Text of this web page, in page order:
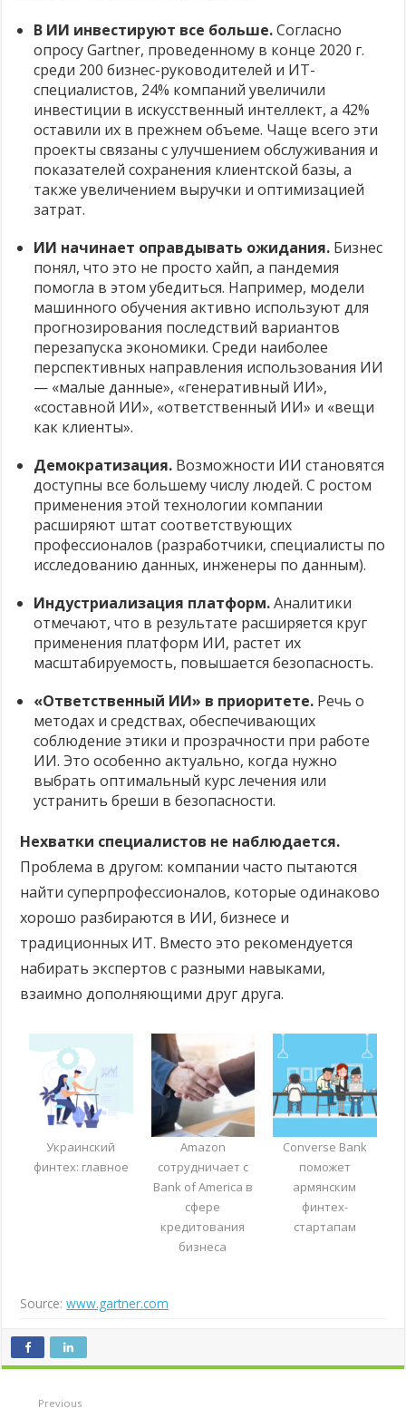
В ИИ инвестируют все больше.Согласно
опросу Gartner, проведенному в конце 2020 г.
среди 200 бизнес-руководителей и ИТ-
специалистов, 24% компаний увеличили
инвестиции в искусственный интеллект, а 42%
оставили их в прежнем объеме. Чаще всего эти
проекты связаны с улучшением обслуживания и
показателей сохранения клиентской базы, а
также увеличением выручки и оптимизацией
затрат.
ИИ начинает оправдывать ожидания. Бизнес
понял, что это не просто хайп, а пандемия
помогла в этом убедиться. Например, модели
машинного обучения активно используют для
прогнозирования последствий вариантов
перезапуска экономики. Среди наиболее
перспективных направления использования ИИ
— «малые данные», «генеративный ИИ»,
«составной ИИ», «ответственный ИИ» и «вещи
как клиенты».
Демократизация. Возможности ИИ становятся
доступны все большему числу людей. С ростом
применения этой технологии компании
расширяют штат соответствующих
профессионалов (разработчики, специалисты по
исследованию данных, инженеры по данным).
Индустриализация платформ.Аналитики
отмечают, что в результате расширяется круг
применения платформ ИИ, растет их
масштабируемость, повышается безопасность.
«Ответственный ИИ» в приоритете. Речь о
методах и средствах, обеспечивающих
соблюдение этики и прозрачности при работе
ИИ. Это особенно актуально, когда нужно
выбрать оптимальный курс лечения или
устранить бреши в безопасности.
Нехватки специалистов не наблюдается.
Проблема в другом: компании часто пытаются
найти суперпрофессионалов, которые одинаково
хорошо разбираются в ИИ, бизнесе и
традиционных ИТ. Вместо это рекомендуется
набирать экспертов с разными навыками,
взаимно дополняющими друг друга.
Украинский
финтех: главное
Amazon
сотрудничает с
Bank of America в
сфере
кредитования
бизнеса
Converse Bank
поможет
армянским
финтех-
стартапам
Source:www.gartner.com
Previous